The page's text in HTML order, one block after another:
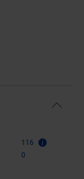
116
0